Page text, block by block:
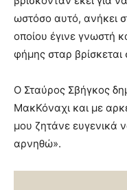
ωστόσο αυτό, ανήκει
οποίου έγινε γνωστή
φήμης σταρ
Ο Σταύρος Σβήγκος
ΜακΚόναχι και με
μου ζητάνε
αρνηθώ».